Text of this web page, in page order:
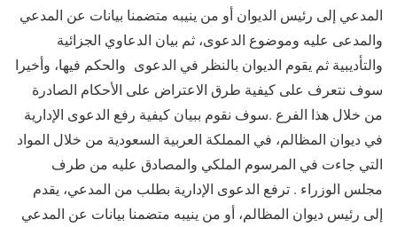
المدعي إلى رئيس الديوان أو من ينيبه متضمنا بيانات عن المدعي
والمدعى عليه وموضوع الدعوى، ثم بيان الدعاوي الجزائية
والتأديبية ثم يقوم الديوان بالنظر في الدعوى والحكم فيها، وأخيرا
سوف نتعرف على كيفية طرق الاعتراض على الأحكام الصادرة
من خلال هذا الفرع .سوف نقوم ببيان كيفية رفع الدعوى الإدارية
في ديوان المظالم، في المملكة العربية السعودية من خلال المواد
التي جاءت في المرسوم الملكي والمصادق عليه من طرف
مجلس الوزراء . ترفع الدعوى الإدارية بطلب من المدعي، يقدم
إلى رئيس ديوان المظالم، أو من ينيبه متضمنا بيانات عن المدعي